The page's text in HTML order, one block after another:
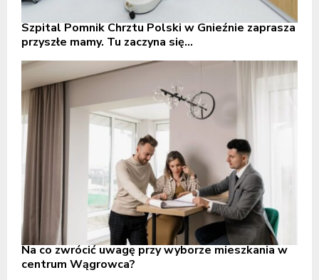
Szpital Pomnik Chrztu Polski w Gnieźnie zaprasza
przyszłe mamy. Tu zaczyna się...
Na co zwrócić uwagę przy wyborze mieszkania w
centrum Wągrowca?